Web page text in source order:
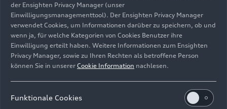
Leistungsabfall, während die vorhandene Infrastruktur
und zahlreiche Services auch für Durchreisende ein
Ladeerlebnis schaffen.
Bild-Nr: A232789 · Copyright: AUDI AG
Rechte: Verwendung für Pressezwecke honorarfrei
der Ensighten Privacy Manager (unser
Einwilligungsmanagementtool). Der Ensighten Privacy Manager
verwendet Cookies, um Informationen darüber zu speichern, ob und
wenn ja, für welche Kategorien von Cookies Benutzer ihre
Einwilligung erteilt haben. Weitere Informationen zum Ensighten
Privacy Manager, sowie zu Ihren Rechten als betroffene Person
können Sie in unserer Cookie Information nachlesen.
Funktionale Cookies